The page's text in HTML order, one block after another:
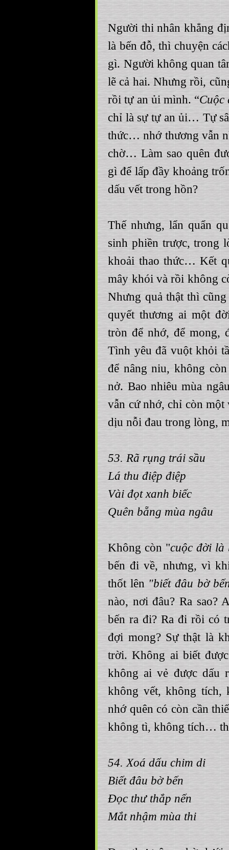
Người thi nhân khẳng
là bến đỗ, thì chuyện
gì. Người không quan
lẽ cả hai. Nhưng rồi,
rồi tự an ủi mình. “Cuộc
chỉ là sự tự an ủi… Tự
thức… nhớ thương vẫn
chờ… Làm sao quên
gì để lấp đầy khoảng
dấu vết trong hồn?
Thế nhưng, lẩn quẩn
sinh phiền trược, trong
khoải thao thức… Kết
mây khói và rồi không
Nhưng quả thật thì
quyết thương ai một
tròn để nhớ, để
Tình yêu đã vuột khỏi
để nâng niu, không
nở. Bao nhiêu mùa
vẫn cứ nhớ, chỉ còn một
dịu nỗi đau trong lòng,
53. Rã rụng trái sầu
Lá thu điệp điệp
Vài đọt xanh biếc
Quên bẵng mùa ngâu
Không còn "cuộc đời là
bến đi về, nhưng, vì
thốt lên "biết đâu bờ
nào, nơi đâu? Ra
bến ra đi? Ra đi rồi có
đợi mong? Sự thật là
trời. Không ai biết
không ai vẻ được dấu
không vết, không tích,
nhớ quên có còn cần
không tì, không tích…
54. Xoá dấu chim di
Biết đâu bờ bến
Đọc thư thắp nến
Mắt nhậm mùa thi